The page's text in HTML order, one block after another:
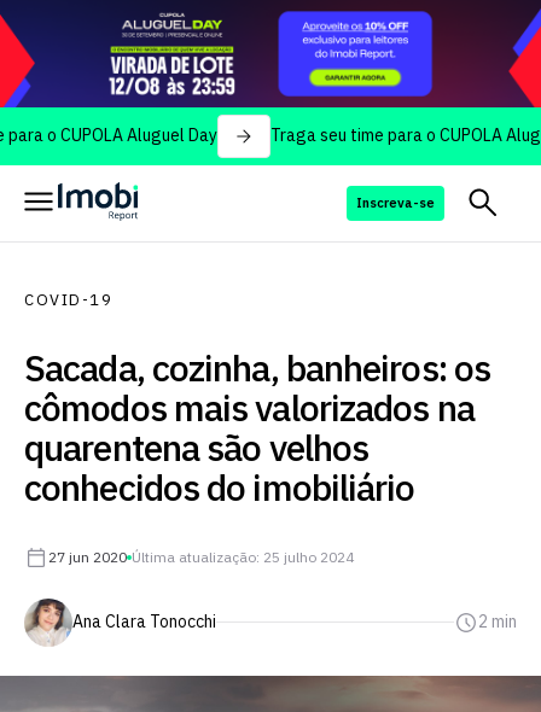
Aluguel Day Traga seu time para o CUPOLA Aluguel Day
Inscreva-se
COVID-19
Sacada, cozinha, banheiros: os
cômodos mais valorizados na
quarentena são velhos
conhecidos do imobiliário
27 jun 2020 Última atualização: 25 julho 2024
Ana Clara Tonocchi 2 min